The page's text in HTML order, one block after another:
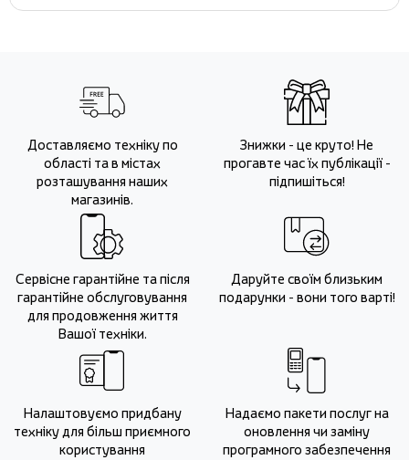
Доставляємо техніку по
області та в містах
розташування наших
магазинів.
Знижки - це круто! Не
прогавте час їх публікації -
підпишіться!
Сервісне гарантійне та після
гарантійне обслуговування
для продовження життя
Вашої техніки.
Даруйте своїм близьким
подарунки - вони того варті!
Налаштовуємо придбану
техніку для більш приємного
користування
Надаємо пакети послуг на
оновлення чи заміну
програмного забезпечення